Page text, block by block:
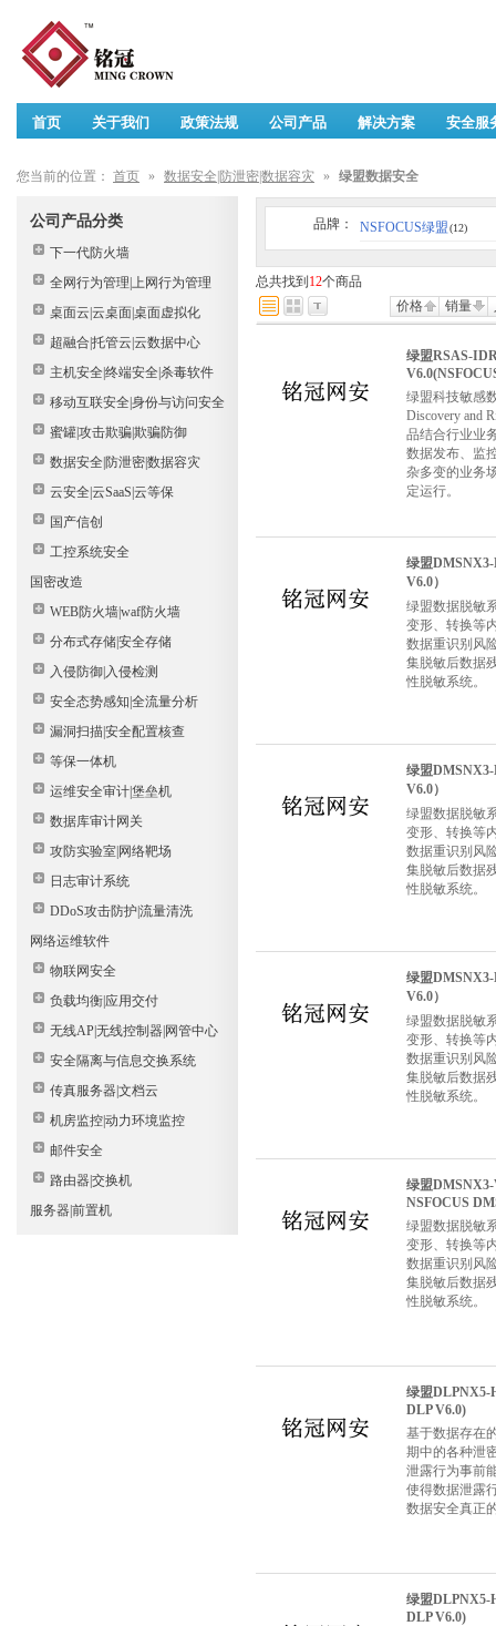
首页 关于我们 政策法规 公司产品 解决方案 安全服
您当前的位置： 首页 » 数据安全|防泄密|数据容灾 » 绿盟数据安全
公司产品分类
下一代防火墙
全网行为管理|上网行为管理
桌面云|云桌面|桌面虚拟化
超融合|托管云|云数据中心
主机安全|终端安全|杀毒软件
移动互联安全|身份与访问安全
蜜罐|攻击欺骗|欺骗防御
数据安全|防泄密|数据容灾
云安全|云SaaS|云等保
国产信创
工控系统安全
国密改造
WEB防火墙|waf防火墙
分布式存储|安全存储
入侵防御|入侵检测
安全态势感知|全流量分析
漏洞扫描|安全配置核查
等保一体机
运维安全审计|堡垒机
数据库审计网关
攻防实验室|网络靶场
日志审计系统
DDoS攻击防护|流量清洗
网络运维软件
物联网安全
负载均衡|应用交付
无线AP|无线控制器|网管中心
安全隔离与信息交换系统
传真服务器|文档云
机房监控|动力环境监控
邮件安全
路由器|交换机
服务器|前置机
品牌： NSFOCUS绿盟(12)
总共找到 12个商品
价格
销量
绿盟RSAS-
绿盟科技敏感
Discovery and
品结合行业业
数据发布、监
杂多变的业务
定运行。
绿盟DMSNX3-
V6.0）
绿盟数据脱敏
变形、转换等
数据重识别风
集脱敏后数据
性脱敏系统。
绿盟DMSNX3-
V6.0）
绿盟数据脱敏
变形、转换等
数据重识别风
集脱敏后数据
性脱敏系统。
绿盟DMSNX3-
V6.0）
绿盟数据脱敏
变形、转换等
数据重识别风
集脱敏后数据
性脱敏系统。
绿盟
NSFOCUS
绿盟数据脱敏
变形、转换等
数据重识别风
集脱敏后数据
性脱敏系统。
绿盟DLPNX5-
DLP V6.0)
基于数据存在
期中的各种泄
泄露行为事前
使得数据泄露
数据安全真正
绿盟DLPNX5-
DLP V6.0)